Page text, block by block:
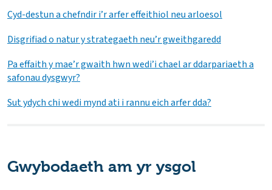
Cyd-destun a chefndir i’r arfer effeithiol neu arloesol
Disgrifiad o natur y strategaeth neu’r gweithgaredd
Pa effaith y mae’r gwaith hwn wedi’i chael ar ddarpariaeth a
safonau dysgwyr?
Sut ydych chi wedi mynd ati i rannu eich arfer dda?
Gwybodaeth am yr ysgol